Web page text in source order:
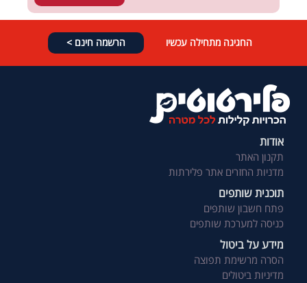
החגיגה מתחילה עכשיו הרשמה חינם >
אודות
תקנון האתר
מדניות החזרים אתר פלירתות
תוכנית שותפים
פתח חשבון שותפים
כניסה למערכת שותפים
מידע על ביטול
הסרה מרשימת תפוצה
מדיניות ביטולים